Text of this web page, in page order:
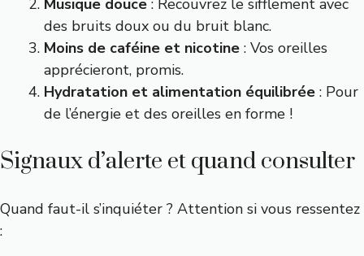
Musique douce : Recouvrez le sifflement avec
des bruits doux ou du bruit blanc.
Moins de caféine et nicotine : Vos oreilles
apprécieront, promis.
Hydratation et alimentation équilibrée : Pour
de l’énergie et des oreilles en forme !
Signaux d’alerte et quand consulter
Quand faut-il s’inquiéter ? Attention si vous ressentez
: